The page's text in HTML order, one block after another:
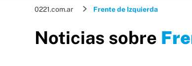
0221.com.ar Frente de Izquierda
Noticias sobre